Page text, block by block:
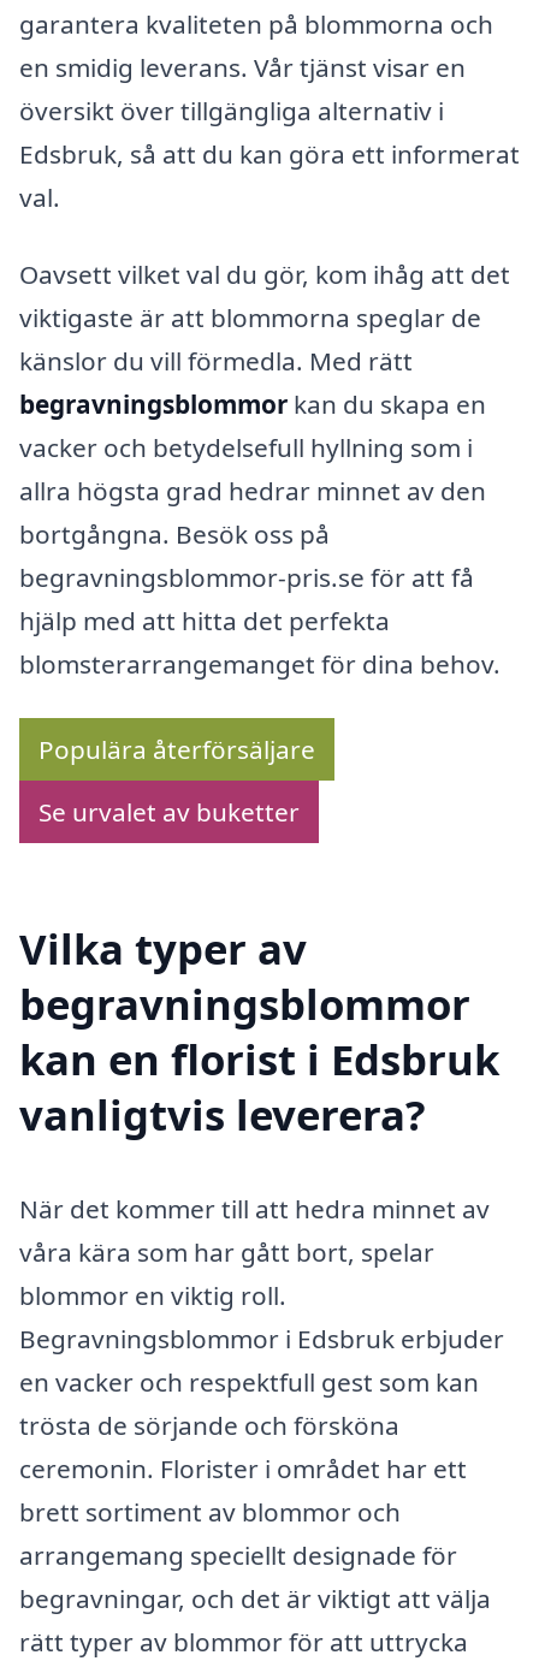
garantera kvaliteten på blommorna och
en smidig leverans. Vår tjänst visar en
översikt över tillgängliga alternativ i
Edsbruk, så att du kan göra ett informerat
val.
Oavsett vilket val du gör, kom ihåg att det
viktigaste är att blommorna speglar de
känslor du vill förmedla. Med rätt
begravningsblommor kan du skapa en
vacker och betydelsefull hyllning som i
allra högsta grad hedrar minnet av den
bortgångna. Besök oss på
begravningsblommor-pris.se för att få
hjälp med att hitta det perfekta
blomsterarrangemanget för dina behov.
Populära återförsäljare
Se urvalet av buketter
Vilka typer av
begravningsblommor
kan en florist i Edsbruk
vanligtvis leverera?
När det kommer till att hedra minnet av
våra kära som har gått bort, spelar
blommor en viktig roll.
Begravningsblommor i Edsbruk erbjuder
en vacker och respektfull gest som kan
trösta de sörjande och försköna
ceremonin. Florister i området har ett
brett sortiment av blommor och
arrangemang speciellt designade för
begravningar, och det är viktigt att välja
rätt typer av blommor för att uttrycka